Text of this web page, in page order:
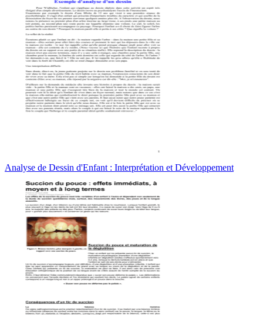
Analyse de Dessin d'Enfant : Interprétation et Développement